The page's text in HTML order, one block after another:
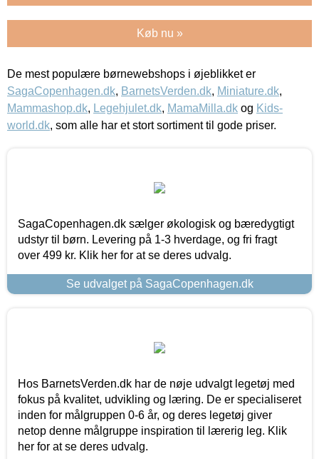
Køb nu »
De mest populære børnewebshops i øjeblikket er
SagaCopenhagen.dk, BarnetsVerden.dk, Miniature.dk,
Mammashop.dk, Legehjulet.dk, MamaMilla.dk og Kids-
world.dk, som alle har et stort sortiment til gode priser.
SagaCopenhagen.dk sælger økologisk og bæredygtigt
udstyr til børn. Levering på 1-3 hverdage, og fri fragt
over 499 kr. Klik her for at se deres udvalg.
Se udvalget på SagaCopenhagen.dk
Hos BarnetsVerden.dk har de nøje udvalgt legetøj med
fokus på kvalitet, udvikling og læring. De er specialiseret
inden for målgruppen 0-6 år, og deres legetøj giver
netop denne målgruppe inspiration til lærerig leg. Klik
her for at se deres udvalg.